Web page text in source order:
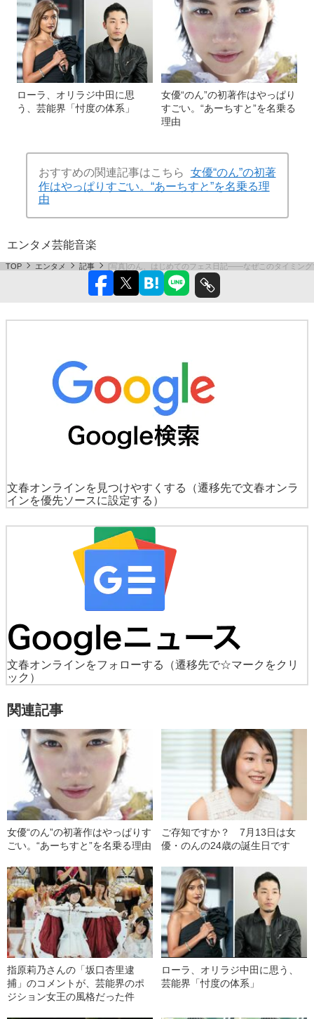
ローラ、オリラジ中田に思
う、芸能界「忖度の体系」
女優“のん”の初著作はやっぱり
すごい。“あーちすと”を名乗る
理由
おすすめの関連記事はこちら
女優“のん”の初著
作はやっぱりすごい。“あーちすと”を名乗る理
由
エンタメ芸能音楽
TOP エンタメ 記事 [写真]のん、はじめてのフェス日記――なぜこのタイミン
文春オンラインを見つけやすくする
（遷移先で文春オンラ
インを優先ソースに設定する）
文春オンラインをフォローする
（遷移先で☆マークをクリ
ック）
関連記事
女優“のん”の初著作はやっぱりす
ごい。“あーちすと”を名乗る理由
ご存知ですか？ 7月13日は女
優・のんの24歳の誕生日です
指原莉乃さんの「坂口杏里逮
捕」のコメントが、芸能界のポ
ジション女王の風格だった件
ローラ、オリラジ中田に思う、
芸能界「忖度の体系」